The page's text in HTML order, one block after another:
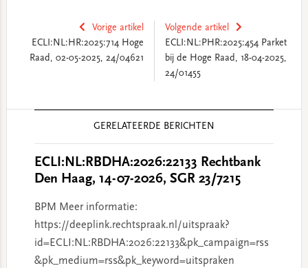
Vorige artikel
ECLI:NL:HR:2025:714 Hoge
Raad, 02-05-2025, 24/04621
Volgende artikel
ECLI:NL:PHR:2025:454 Parket
bij de Hoge Raad, 18-04-2025,
24/01455
GERELATEERDE BERICHTEN
ECLI:NL:RBDHA:2026:22133 Rechtbank
Den Haag, 14-07-2026, SGR 23/7215
BPM Meer informatie:
https://deeplink.rechtspraak.nl/uitspraak?
id=ECLI:NL:RBDHA:2026:22133&pk_campaign=rss
&pk_medium=rss&pk_keyword=uitspraken